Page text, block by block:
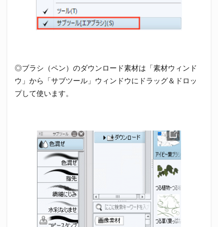
◎ブラシ（ペン）のダウンロード素材は「素材ウィンド
ウ」から「サブツール」ウィンドウにドラッグ＆ドロッ
プして使います。